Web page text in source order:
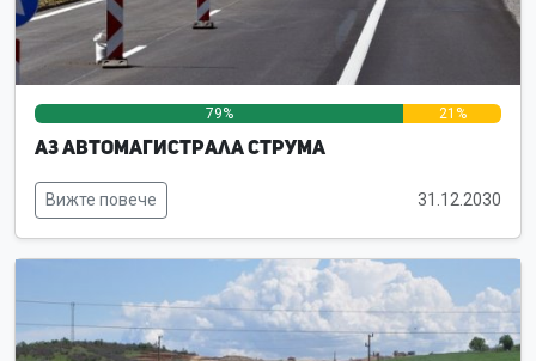
79% 21% 0%
А3 Автомагистрала Струма
Вижте повече 31.12.2030